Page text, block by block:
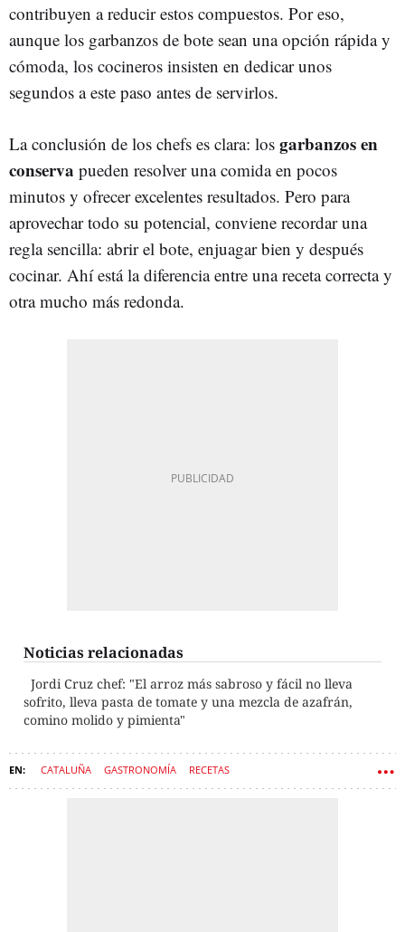
contribuyen a reducir estos compuestos. Por eso,
aunque los garbanzos de bote sean una opción rápida y
cómoda, los cocineros insisten en dedicar unos
segundos a este paso antes de servirlos.
La conclusión de los chefs es clara: los garbanzos en
conserva pueden resolver una comida en pocos
minutos y ofrecer excelentes resultados. Pero para
aprovechar todo su potencial, conviene recordar una
regla sencilla: abrir el bote, enjuagar bien y después
cocinar. Ahí está la diferencia entre una receta correcta y
otra mucho más redonda.
Noticias relacionadas
Jordi Cruz chef: "El arroz más sabroso y fácil no lleva
sofrito, lleva pasta de tomate y una mezcla de azafrán,
comino molido y pimienta"
CATALUÑA GASTRONOMÍA RECETAS